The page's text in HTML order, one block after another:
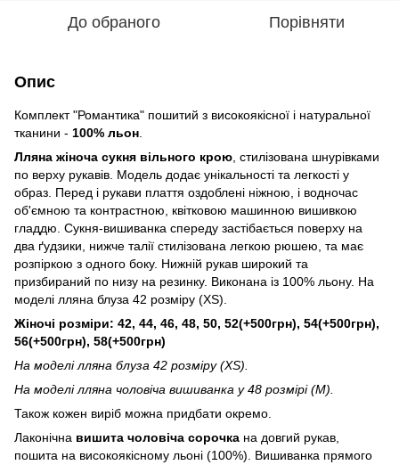
До обраного Порівняти
Опис
Комплект "Романтика" пошитий з високоякісної і натуральної
тканини - 100% льон
Лляна жіноча сукня вільного крою , стилізована шнурівками
по верху рукавів. Модель додає унікальності та легкості у
образ. Перед і рукави плаття оздоблені ніжною, і водночас
об'ємною та контрастною, квітковою машинною вишивкою
гладдю. Сукня-вишиванка спереду застібається поверху на
два ґудзики, нижче талії стилізована легкою рюшею, та має
розпіркою з одного боку. Нижній рукав широкий та
призбираний по низу на резинку. Виконана із 100% льону. На
моделі лляна блуза 42 розміру (XS).
Жіночі розміри: 42, 44, 46, 48, 50, 52(+500грн), 54(+500грн),
56(+500грн), 58(+500грн)
На моделі лляна блуза 42 розміру (XS).
На моделі лляна чоловіча вишиванка у 48 розмірі (M).
Також кожен виріб можна придбати окремо.
Лаконічна вишита чоловіча сорочка на довгий рукав,
пошита на високоякісному льоні (100%). Вишиванка прямого